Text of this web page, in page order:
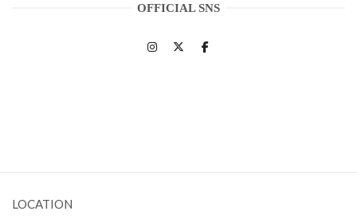
OFFICIAL SNS
LOCATION